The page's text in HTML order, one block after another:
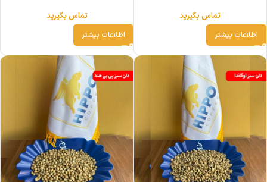
تماس بگیرید
اطلاعات بیشتر
تماس بگیرید
اطلاعات بیشتر